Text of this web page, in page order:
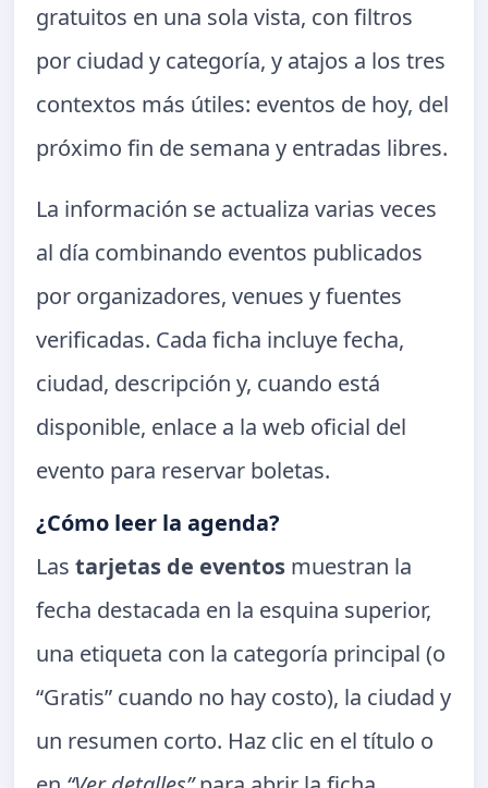
gratuitos en una sola vista, con filtros
por ciudad y categoría, y atajos a los tres
contextos más útiles: eventos de hoy, del
próximo fin de semana y entradas libres.
La información se actualiza varias veces
al día combinando eventos publicados
por organizadores, venues y fuentes
verificadas. Cada ficha incluye fecha,
ciudad, descripción y, cuando está
disponible, enlace a la web oficial del
evento para reservar boletas.
¿Cómo leer la agenda?
Las tarjetas de eventos muestran la
fecha destacada en la esquina superior,
una etiqueta con la categoría principal (o
“Gratis” cuando no hay costo), la ciudad y
un resumen corto. Haz clic en el título o